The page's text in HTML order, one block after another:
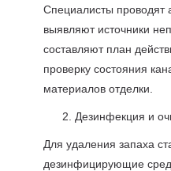
Специалисты проводят
выявляют источники
составляют план
проверку состояния
материалов отделки.
Дезинфекция и
Для удаления запаха
дезинфицирующие